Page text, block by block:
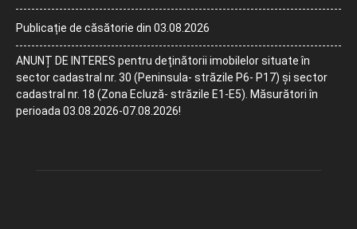
Publicație de căsătorie din 03.08.2026
ANUNȚ DE INTERES pentru deținătorii imobilelor situate în
sector cadastral nr. 30 (Peninsula- străzile P6- P17) și sector
cadastral nr. 18 (Zona Ecluză- străzile E1-E5). Măsurători în
perioada 03.08.2026-07.08.2026!